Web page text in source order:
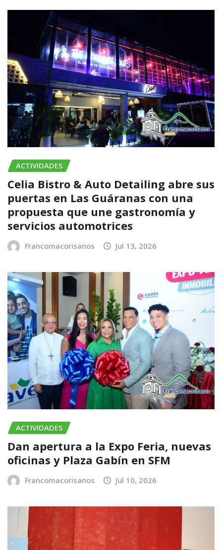
ACTIVIDADES
Celia Bistro & Auto Detailing abre sus
puertas en Las Guáranas con una
propuesta que une gastronomía y
servicios automotrices
Francomacorisanos Jul 13, 2026
ACTIVIDADES
​Dan apertura a la Expo Feria, nuevas
oficinas y Plaza Gabín en SFM
Francomacorisanos Jul 10, 2026